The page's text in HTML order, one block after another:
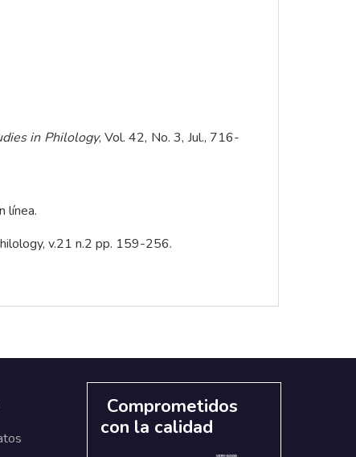
in Philology, Vol. 42, No. 3, Jul., 716-
línea.
v.21 n.2 pp. 159-256.
Comprometidos
con la calidad